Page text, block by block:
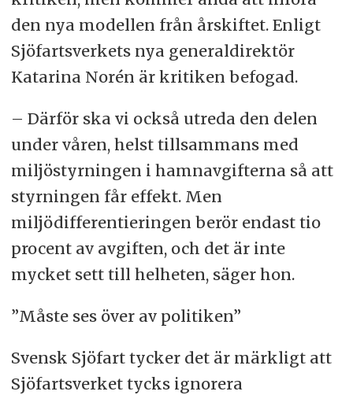
den nya modellen från årskiftet. Enligt
Sjöfartsverkets nya generaldirektör
Katarina Norén är kritiken befogad.
– Därför ska vi också utreda den delen
under våren, helst tillsammans med
miljöstyrningen i hamnavgifterna så att
styrningen får effekt. Men
miljödifferentieringen berör endast tio
procent av avgiften, och det är inte
mycket sett till helheten, säger hon.
”Måste ses över av politiken”
Svensk Sjöfart tycker det är märkligt att
Sjöfartsverket tycks ignorera